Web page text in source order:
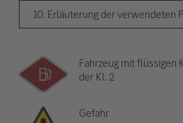
10. Erläuterung der verwendeten
Fahrzeug mit flüssigen
der Kl. 2
Gefahr